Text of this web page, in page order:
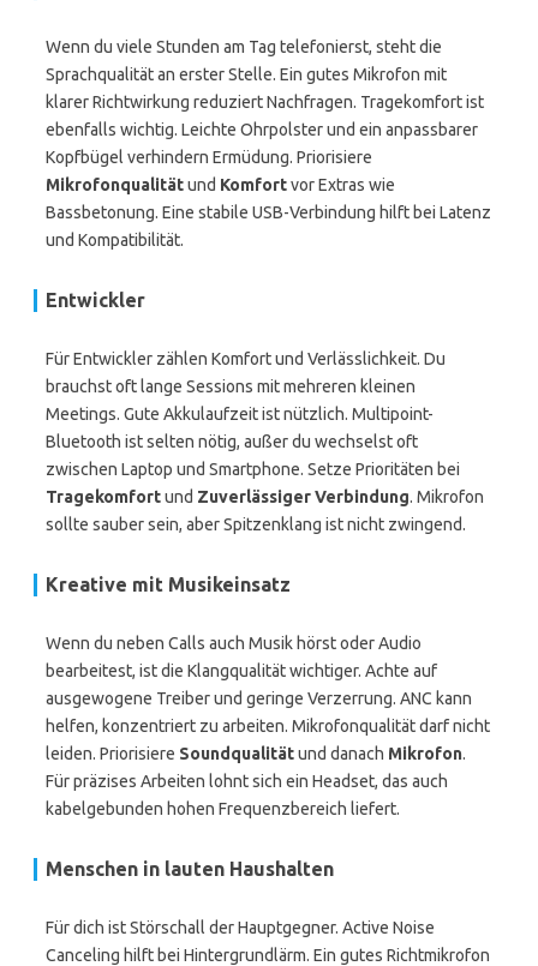
Wenn du viele Stunden am Tag telefonierst, steht die
Sprachqualität an erster Stelle. Ein gutes Mikrofon mit
klarer Richtwirkung reduziert Nachfragen. Tragekomfort ist
ebenfalls wichtig. Leichte Ohrpolster und ein anpassbarer
Kopfbügel verhindern Ermüdung. Priorisiere
Mikrofonqualitätund Komfortvor Extras wie
Bassbetonung. Eine stabile USB-Verbindung hilft bei Latenz
und Kompatibilität.
Entwickler
Für Entwickler zählen Komfort und Verlässlichkeit. Du
brauchst oft lange Sessions mit mehreren kleinen
Meetings. Gute Akkulaufzeit ist nützlich. Multipoint-
Bluetooth ist selten nötig, außer du wechselst oft
zwischen Laptop und Smartphone. Setze Prioritäten bei
Tragekomfortund Zuverlässiger Verbindung. Mikrofon
sollte sauber sein, aber Spitzenklang ist nicht zwingend.
Kreative mit Musikeinsatz
Wenn du neben Calls auch Musik hörst oder Audio
bearbeitest, ist die Klangqualität wichtiger. Achte auf
ausgewogene Treiber und geringe Verzerrung. ANC kann
helfen, konzentriert zu arbeiten. Mikrofonqualität darf nicht
leiden. Priorisiere Soundqualitätund danach Mikrofon.
Für präzises Arbeiten lohnt sich ein Headset, das auch
kabelgebunden hohen Frequenzbereich liefert.
Menschen in lauten Haushalten
Für dich ist Störschall der Hauptgegner. Active Noise
Canceling hilft bei Hintergrundlärm. Ein gutes Richtmikrofon